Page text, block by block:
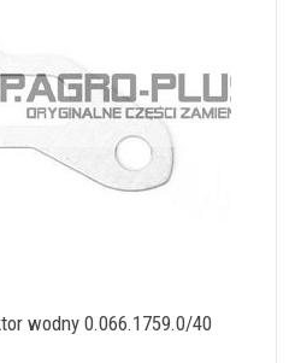
wodny 0.066.1759.0/40